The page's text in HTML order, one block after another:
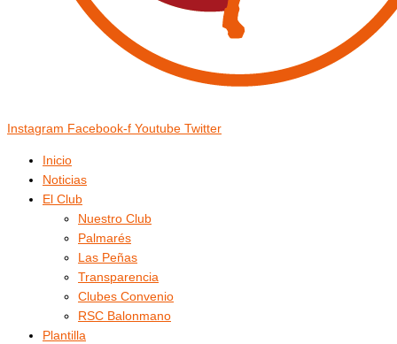
Instagram Facebook-f Youtube Twitter
Inicio
Noticias
El Club
Nuestro Club
Palmarés
Las Peñas
Transparencia
Clubes Convenio
RSC Balonmano
Plantilla